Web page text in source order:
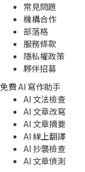
常見問題
機構合作
部落格
服務條款
隱私權政策
夥伴招募
免費 AI 寫作助手
AI 文法檢查
AI 文章改寫
AI 文章摘要
AI 線上翻譯
AI 抄襲檢查
AI 文章偵測